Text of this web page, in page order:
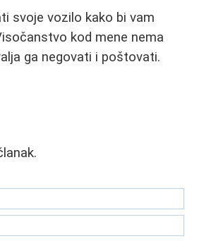
svoje vozilo kako bi vam
kod mene nema
ga negovati i poštovati.